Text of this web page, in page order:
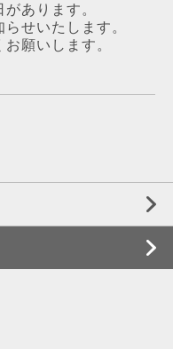
あります。
せいたします。
願いします。